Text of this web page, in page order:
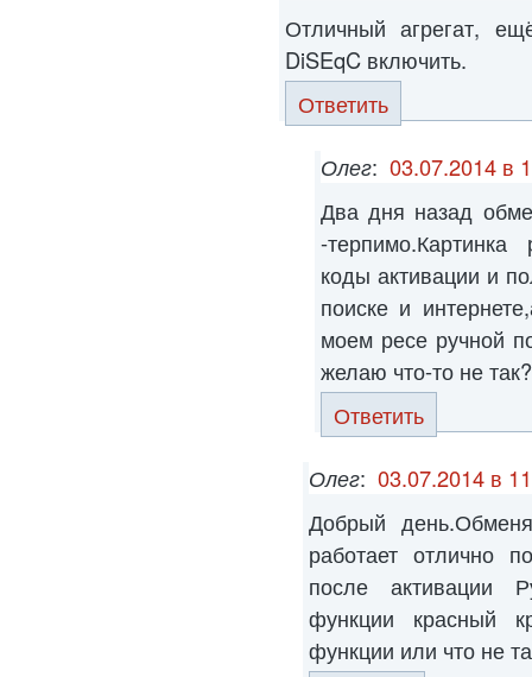
Отличный агрегат,
DiSEqC включить.
Ответить
Олег: 03.07.2014 в
Два дня назад
-
коды активации и
поиске и
моем ресе ручной
желаю что-то не так?
Ответить
Олег: 03.07.2014 в
Добрый
работает отлично
после активации
функции красный
функции или что не